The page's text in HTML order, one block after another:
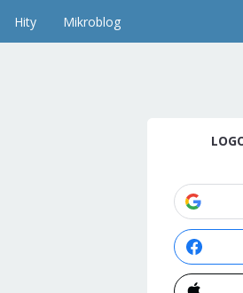
Hity Mikroblog